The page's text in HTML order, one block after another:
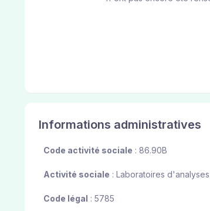
Informations administratives
Code activité sociale : 86.90B
Activité sociale : Laboratoires
Code légal : 5785